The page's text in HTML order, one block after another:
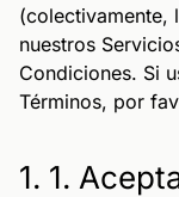
(colectivamente,
nuestros
Condiciones. Si
Términos, por
1. 1.